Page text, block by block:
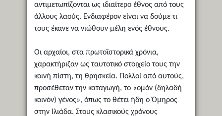
αντιμετωπίζονται ως ιδιαίτερο έθνος από τους
άλλους λαούς. Ενδιαφέρον είναι να δούμε τι
τους έκανε να νιώθουν μέλη ενός έθνους.
Οι αρχαίοι, στα πρωτοϊστορικά χρόνια,
χαρακτήριζαν ως ταυτοτικό στοιχείο τους την
κοινή πίστη, τη θρησκεία. Πολλοί από αυτούς,
προσέθεταν την καταγωγή, το «ομόν (δηλαδή
κοινόν) γένος», όπως το θέτει ήδη ο Όμηρος
στην Ιλιάδα. Στους κλασικούς χρόνους